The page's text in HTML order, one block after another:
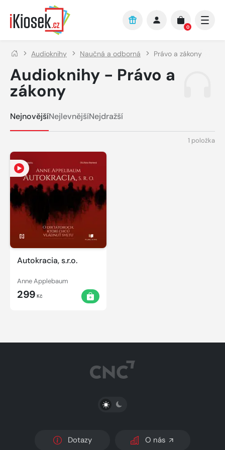
Přejít na hlavní obsah
0
Audioknihy Naučná a odborná Právo a zákony
Audioknihy - Právo a
zákony
NejnovějšíNejlevnějšíNejdražší
1 položka
Autokracia, s.r.o.
Anne Applebaum
299 Kč
PŘEPNOUT SVĚTLÝ/TMAVÝ REŽIM
Dotazy O nás